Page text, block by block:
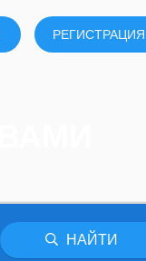
РЕГИСТРАЦИЯ
НАЙТИ